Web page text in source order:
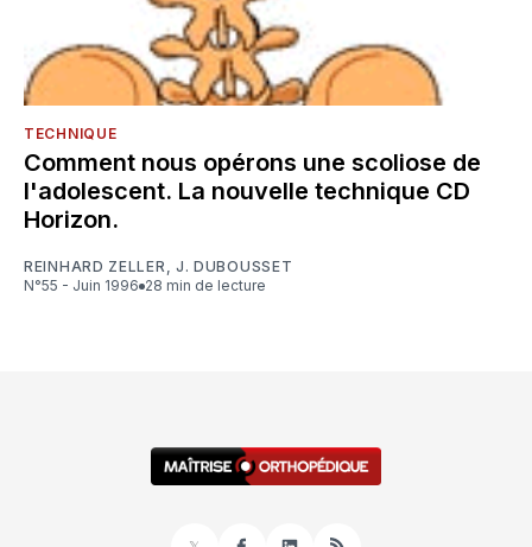
TECHNIQUE
Comment nous opérons une scoliose de
l'adolescent. La nouvelle technique CD
Horizon.
REINHARD ZELLER, J. DUBOUSSET
N°55 - Juin 1996
28 min de lecture